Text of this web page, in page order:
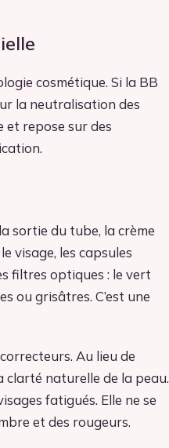
cosmétique. Si la BB
la neutralisation des
repose sur des
sortie du tube, la crème
visage, les capsules
filtres optiques : le vert
ou grisâtres. C’est une
Au lieu de
clarté naturelle de la peau.
fatigués. Elle ne se
et des rougeurs.